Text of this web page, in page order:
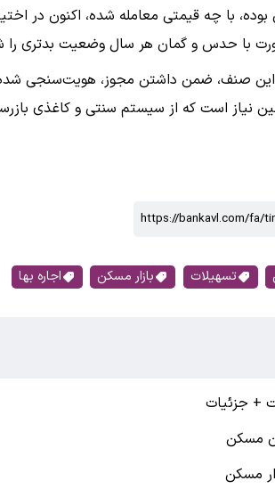
با چه قیمتی معامله شده، اکنون در
با حدس و گمان هر سال وضعیت بدتری را
این صنف، ضمن داشتن مجوز، هویت‌سنجی شده
نیاز است که از سیستم سنتی و کاغذی
تسهیلات بازار مسکن اجاره بها
+ جزئیات
مسکن
مسکن